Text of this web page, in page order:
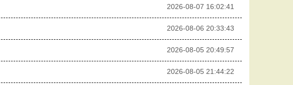
2026-08-07 16:02:41
2026-08-06 20:33:43
2026-08-05 20:49:57
2026-08-05 21:44:22